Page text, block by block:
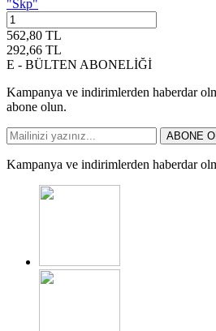
"Skp"
562,80 TL
292,66 TL
E - BÜLTEN ABONELİĞİ
Kampanya ve indirimlerden haberdar
abone olun.
ABONE OL
Kampanya ve indirimlerden haberdar